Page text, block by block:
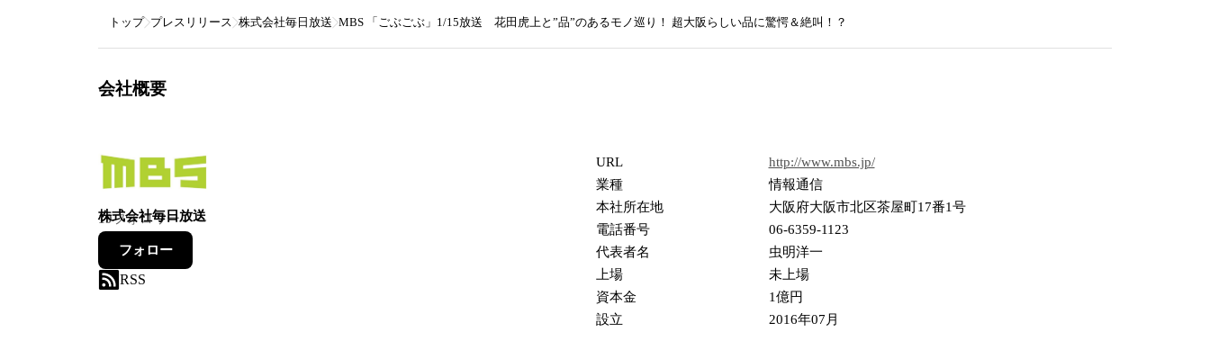
トップ プレスリリース 株式会社毎日放送 MBS 「ごぶごぶ」1/15放送 花田虎上と”品”のあるモノ巡り！ 超大阪らしい品に驚愕＆絶叫！？
会社概要
株式会社毎日放送
19フォロワー
フォロー
RSS
URL
http://www.mbs.jp/
業種
情報通信
本社所在地
大阪府大阪市北区茶屋町17番1号
電話番号
06-6359-1123
代表者名
虫明洋一
上場
未上場
資本金
1億円
設立
2016年07月